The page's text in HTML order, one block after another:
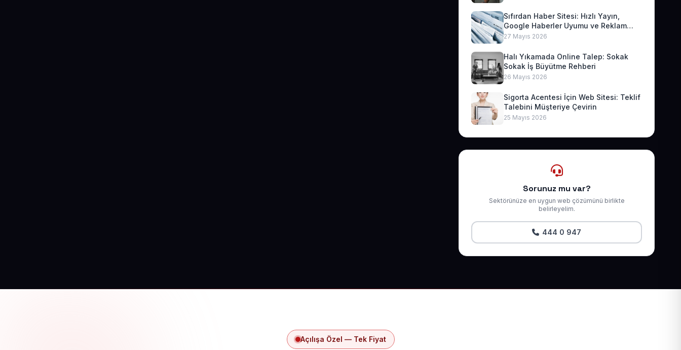
Sıfırdan Haber Sitesi: Hızlı Yayın,
Google Haberler Uyumu ve Reklam
Geliri
27 Mayıs 2026
Halı Yıkamada Online Talep: Sokak
Sokak İş Büyütme Rehberi
26 Mayıs 2026
Sigorta Acentesi İçin Web Sitesi: Teklif
Talebini Müşteriye Çevirin
25 Mayıs 2026
Sorunuz mu var?
Sektörünüze en uygun web çözümünü birlikte
belirleyelim.
444 0 947
Açılışa Özel — Tek Fiyat